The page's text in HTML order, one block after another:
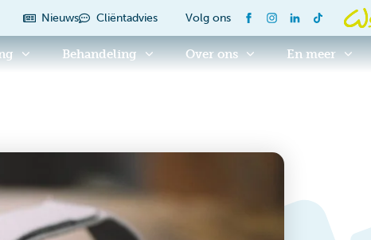
Nieuws Cliëntadvies Volg ons
Behandeling Over ons En meer